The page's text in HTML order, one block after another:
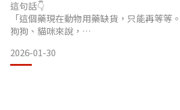
這句話👇
「這個藥現在動物用藥缺貨，只能再等等
狗狗、貓咪來說，
的毛孩醫療制度方向——
👉 在特定條件下，獸醫師可依法評估使用
2026-01-30